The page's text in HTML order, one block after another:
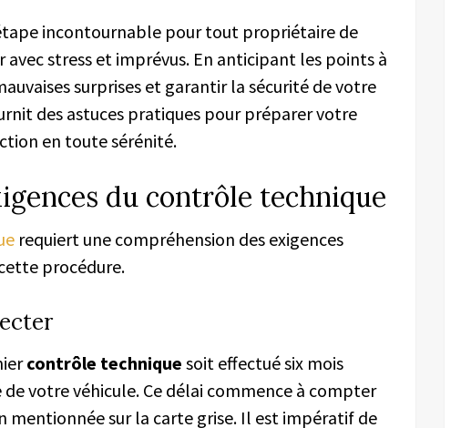
incontournable pour tout propriétaire de
avec stress et imprévus. En anticipant les points à
surprises et garantir la sécurité de votre
des astuces pratiques pour préparer votre
en toute sérénité.
du contrôle technique
requiert une compréhension des exigences
procédure.
contrôle technique soit effectué six mois
votre véhicule. Ce délai commence à compter
mentionnée sur la carte grise. Il est impératif de